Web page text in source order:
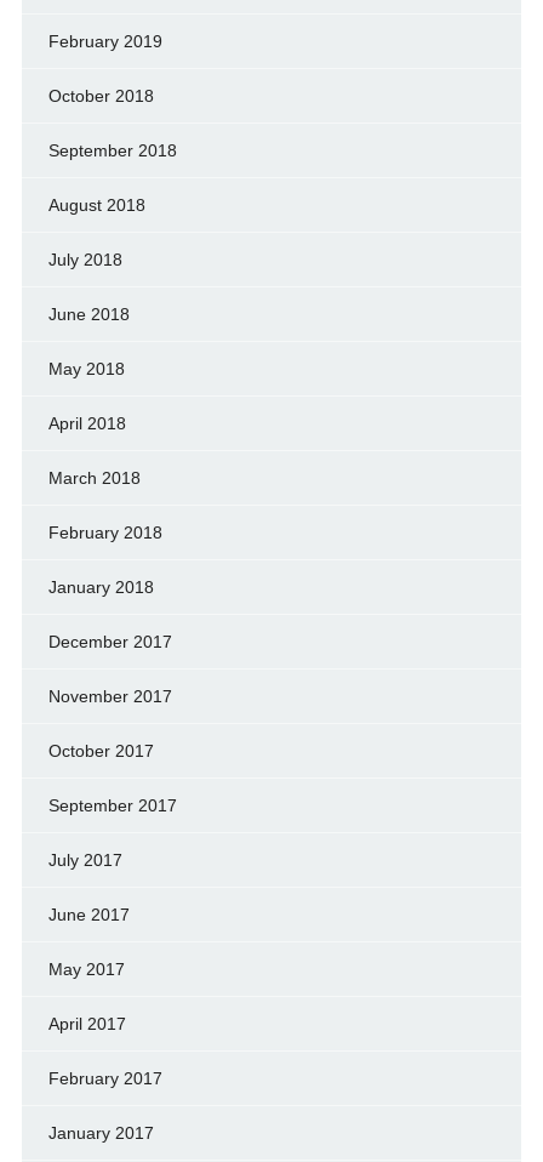
February 2019
October 2018
September 2018
August 2018
July 2018
June 2018
May 2018
April 2018
March 2018
February 2018
January 2018
December 2017
November 2017
October 2017
September 2017
July 2017
June 2017
May 2017
April 2017
February 2017
January 2017